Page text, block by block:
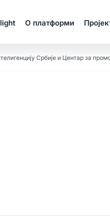
О платформи
Србије и Центар за